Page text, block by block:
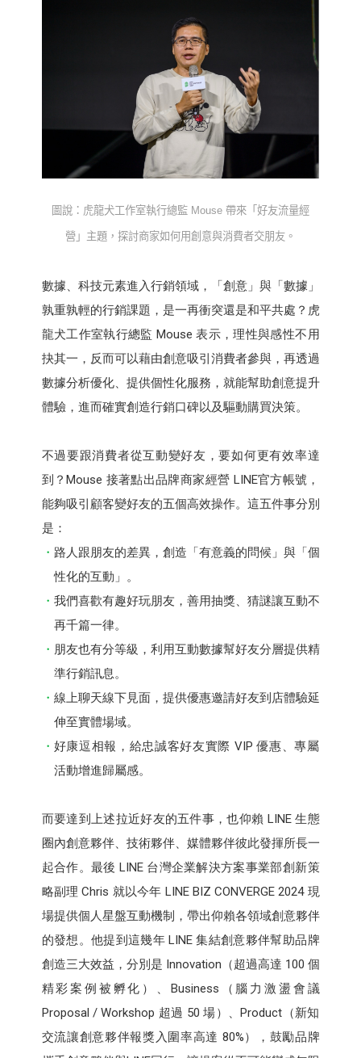
圖說：虎龍犬工作室執行總監 Mouse 帶來「好友流量經
營」主題，探討商家如何用創意與消費者交朋友。
數據、科技元素進入行銷領域，「創意」與「數據」
孰重孰輕的行銷課題，是一再衝突還是和平共處？虎
龍犬工作室執行總監 Mouse 表示，理性與感性不用
抉其一，反而可以藉由創意吸引消費者參與，再透過
數據分析優化、提供個性化服務，就能幫助創意提升
體驗，進而確實創造行銷口碑以及驅動購買決策。
不過要跟消費者從互動變好友，要如何更有效率達
到？Mouse 接著點出品牌商家經營 LINE官方帳號，
能夠吸引顧客變好友的五個高效操作。這五件事分別
是：
路人跟朋友的差異，創造「有意義的問候」與「個
性化的互動」。
我們喜歡有趣好玩朋友，善用抽獎、猜謎讓互動不
再千篇一律。
朋友也有分等級，利用互動數據幫好友分層提供精
準行銷訊息。
線上聊天線下見面，提供優惠邀請好友到店體驗延
伸至實體場域。
好康逗相報，給忠誠客好友實際 VIP 優惠、專屬
活動增進歸屬感。
而要達到上述拉近好友的五件事，也仰賴 LINE 生態
圈內創意夥伴、技術夥伴、媒體夥伴彼此發揮所長一
起合作。最後 LINE 台灣企業解決方案事業部創新策
略副理 Chris 就以今年 LINE BIZ CONVERGE 2024 現
場提供個人星盤互動機制，帶出仰賴各領域創意夥伴
的發想。他提到這幾年 LINE 集結創意夥伴幫助品牌
創造三大效益，分別是 Innovation（超過高達 100 個
精彩案例被孵化）、Business（腦力激盪會議
Proposal / Workshop 超過 50 場）、Product（新知
交流讓創意夥伴報獎入圍率高達 80%），鼓勵品牌